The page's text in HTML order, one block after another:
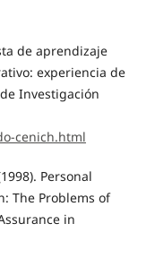
de aprendizaje
experiencia de
Investigación
cenich.html
Personal
The Problems of
in